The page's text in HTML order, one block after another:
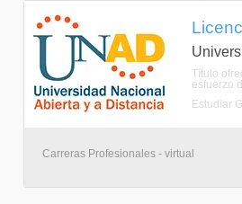
Título
esfuerzo
Estudiar
Carreras Profesionales - virtual